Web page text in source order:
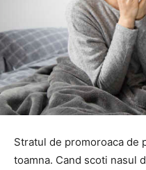
Stratul de promoroaca de
toamna. Cand scoti nasul